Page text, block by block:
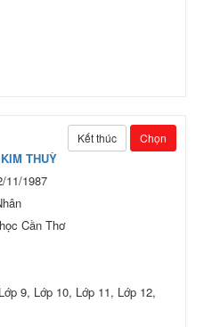
Kết thúc Chọn
THUỲ
11/1987
Cần Thơ
9, Lớp 10, Lớp 11, Lớp 12,